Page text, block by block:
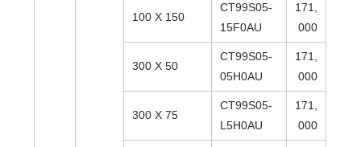
100 X 150
CT99S05-
15F0AU
171,
000
300 X 50
CT99S05-
05H0AU
171,
000
300 X 75
CT99S05-
L5H0AU
171,
000